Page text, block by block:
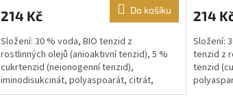
214 Kč Do košíku
Složení: 30 % voda, BIO tenzid z
rostlinných olejů (anioaktivní tenzid), 5 %
cukrtenzid (neionogenní tenzid),
iminodisukcinát, polyaspoarát, citrát,
ethanol, vonné oleje s...
214
Složení:
tenzid z
tenzid